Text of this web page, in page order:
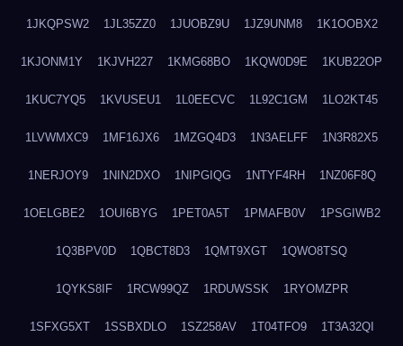
1JKQPSW2 1JL35ZZ0 1JUOBZ9U 1JZ9UNM8 1K1OOBX2
1KJONM1Y 1KJVH227 1KMG68BO 1KQW0D9E 1KUB22OP
1KUC7YQ5 1KVUSEU1 1L0EECVC 1L92C1GM 1LO2KT45
1LVWMXC9 1MF16JX6 1MZGQ4D3 1N3AELFF 1N3R82X5
1NERJOY9 1NIN2DXO 1NIPGIQG 1NTYF4RH 1NZ06F8Q
1OELGBE2 1OUI6BYG 1PET0A5T 1PMAFB0V 1PSGIWB2
1Q3BPV0D 1QBCT8D3 1QMT9XGT 1QWO8TSQ
1QYKS8IF 1RCW99QZ 1RDUWSSK 1RYOMZPR
1SFXG5XT 1SSBXDLO 1SZ258AV 1T04TFO9 1T3A32QI